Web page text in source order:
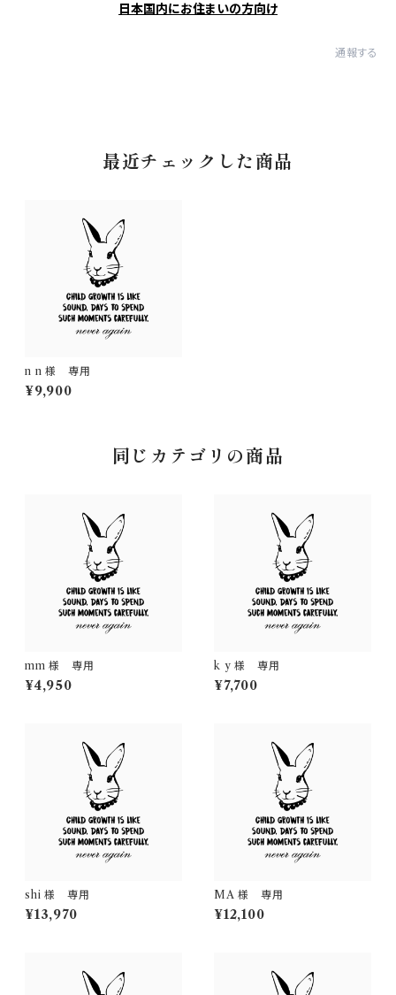
日本国内にお住まいの方向け
通報する
最近チェックした商品
n n 様 専用
¥9,900
同じカテゴリの商品
mm 様 専用
¥4,950
k y 様 専用
¥7,700
shi 様 専用
¥13,970
MA 様 専用
¥12,100